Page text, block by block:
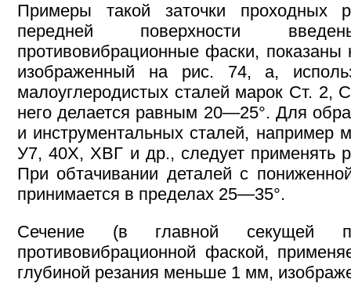
Примеры такой заточки проходных
передней поверхности
противовибрационные фаски,
изображенный на рис. 74, а,
малоуглеродистых сталей марок Ст. 2,
него делается равным 20—25°. Для
и инструментальных сталей, например
У7, 40Х, ХВГ и др., следует применять
При обтачивании деталей с
принимается в пределах 25—35°.
Сечение (в главной секущей
противовибрационной фаской,
глубиной резания меньше 1 мм,